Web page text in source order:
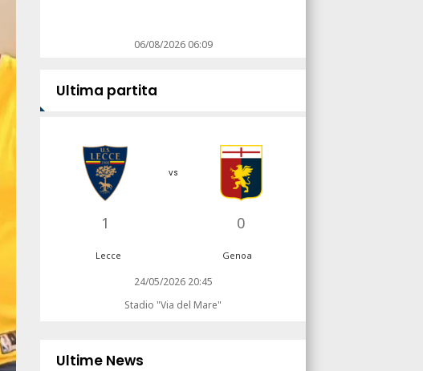
06/08/2026 06:09
Ultima partita
1
vs
0
Lecce Genoa
24/05/2026 20:45
Stadio "Via del Mare"
Ultime News